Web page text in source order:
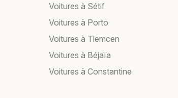
Voitures à Sétif
Voitures à Porto
Voitures à Tlemcen
Voitures à Béjaïa
Voitures à Constantine